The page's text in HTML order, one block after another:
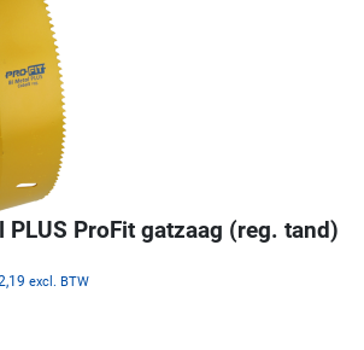
PLUS ProFit gatzaag (reg. tand)
excl. BTW